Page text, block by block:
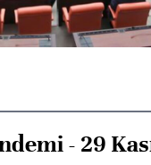
- 29